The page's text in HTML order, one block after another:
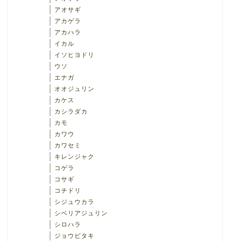
アオサギ
アカゲラ
アカハラ
イカル
イソヒヨドリ
ウソ
エナガ
オオジュリン
カケス
カシラダカ
カモ
カワウ
カワセミ
キレンジャク
コゲラ
コサギ
コチドリ
シジュウカラ
シベリアジュリン
シロハラ
ジョウビタキ